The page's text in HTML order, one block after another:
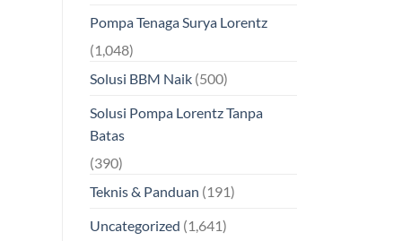
Pompa Tenaga Surya Lorentz
(1,048)
Solusi BBM Naik(500)
Solusi Pompa Lorentz Tanpa
Batas
(390)
Teknis & Panduan (191)
Uncategorized (1,641)